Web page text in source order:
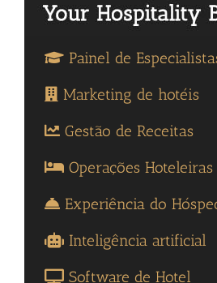
Painel de
Marketing de hotéis
Gestão de Receitas
Operações Hoteleiras
Experiência do
Inteligência artificial
Software de Hotel